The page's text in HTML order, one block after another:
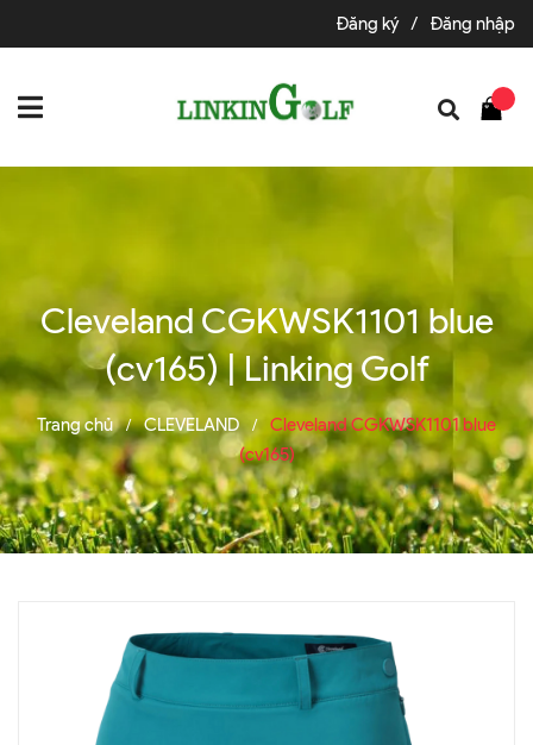
Đăng ký / Đăng nhập
Cleveland CGKWSK1101 blue
(cv165) | Linking Golf
Trang chủ / CLEVELAND /
Cleveland CGKWSK1101 blue
(cv165)